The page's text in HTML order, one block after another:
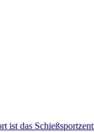
ist das